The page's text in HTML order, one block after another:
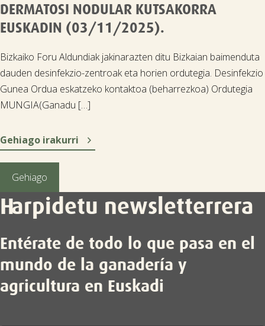
DERMATOSI NODULAR KUTSAKORRA
EUSKADIN (03/11/2025).
Bizkaiko Foru Aldundiak jakinarazten ditu Bizkaian baimenduta
dauden desinfekzio-zentroak eta horien ordutegia. Desinfekzio
Gunea Ordua eskatzeko kontaktoa (beharrezkoa) Ordutegia
MUNGIA(Ganadu […]
Gehiago irakurri 
Gehiago
Harpidetu newsletterrera
Entérate de todo lo que pasa en el
mundo de la ganadería y
agricultura en Euskadi